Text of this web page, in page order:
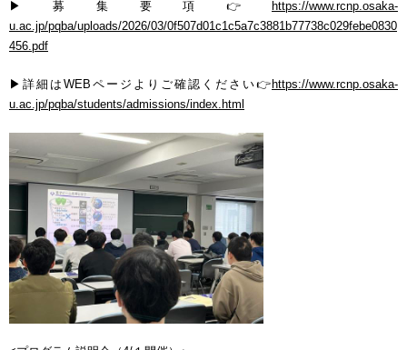
▶募集要項👉
https://www.rcnp.osaka-
u.ac.jp/pqba/uploads/2026/03/0f507d01c1c5a7c3881b77738c029febe0830
456.pdf
▶詳細はWEBページよりご確認ください👉 https://www.rcnp.osaka-
u.ac.jp/pqba/students/admissions/index.html